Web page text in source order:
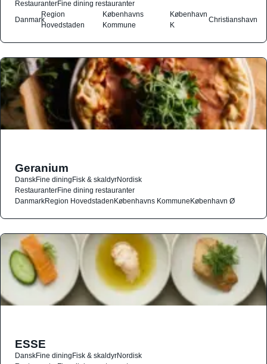
RestauranterFine dining restauranter
Danmark
Region
Hovedstaden
Københavns
Kommune
København
K
Christianshavn
Geranium
DanskFine diningFisk & skaldyrNordisk
RestauranterFine dining restauranter
DanmarkRegion HovedstadenKøbenhavns KommuneKøbenhavn Ø
ESSE
DanskFine diningFisk & skaldyrNordisk